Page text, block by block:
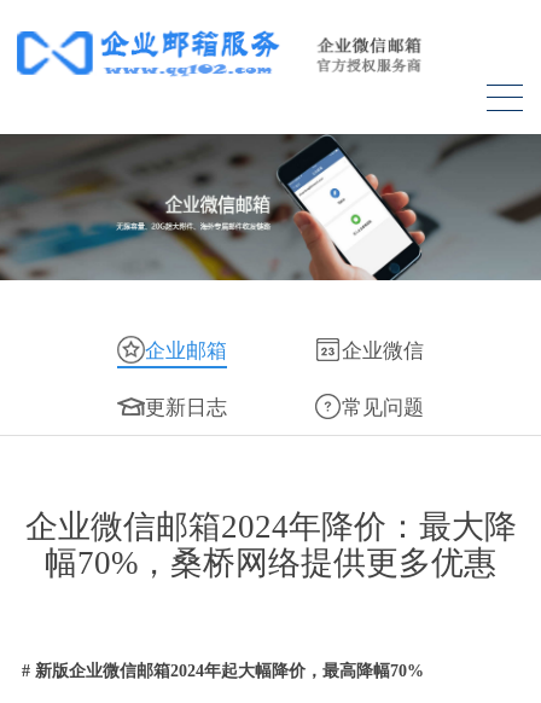
企业邮箱 企业微信
更新日志 常见问题
企业微信邮箱2024年降价：最大降
幅70%，桑桥网络提供更多优惠
# 新版企业微信邮箱2024年起大幅降价，最高降幅70%